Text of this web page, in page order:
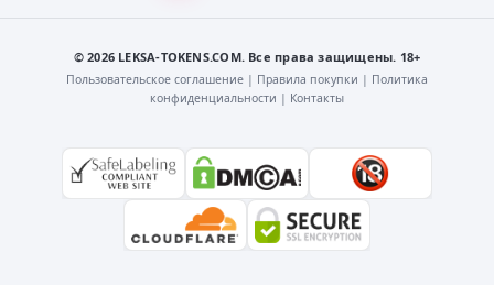
© 2026 LEKSA-TOKENS.COM. Все права защищены. 18+
Пользовательское соглашение | Правила покупки | Политика
конфиденциальности | Контакты